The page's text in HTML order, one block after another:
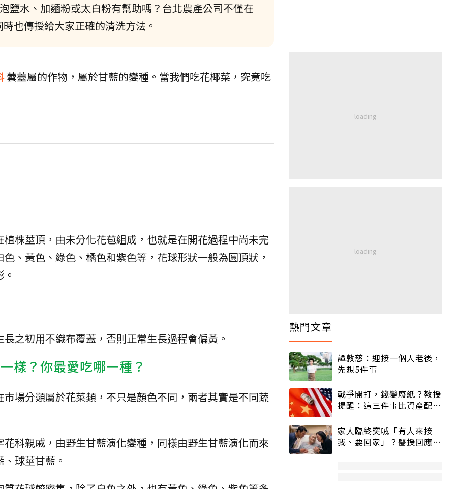
鹽水、加麵粉或太白粉有幫助嗎？台北農產公司不僅在
也傳授給大家正確的清洗方法。
蕓薹屬的作物，屬於甘藍的變種。當我們吃花椰菜，究竟吃
株莖頂，由未分化花苞組成，也就是在開花過程中尚未完
、黃色、綠色、橘色和紫色等，花球形狀一般為圓頂狀，
之初用不織布覆蓋，否則正常生長過程會偏黃。
樣？你最愛吃哪一種？
場分類屬於花菜類，不只是顏色不同，兩者其實是不同蔬
花科親戚，由野生甘藍演化變種，同樣由野生甘藍演化而來
球莖甘藍。
熱門文章
譚敦慈：迎接一個人老後，
先想5件事
戰爭開打，錢變廢紙？教授
提醒：這三件事比資產配置
家人臨終突喊「有人來接
我、要回家」？醫授回應方